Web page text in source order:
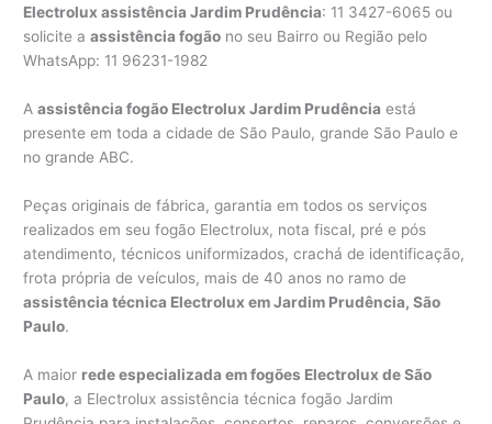
Electrolux assistência Jardim Prudência: 11 3427-6065 ou
solicite aassistência fogão no seu Bairro ou Região pelo
WhatsApp: 11 96231-1982
Aassistência fogão Electrolux Jardim Prudência está
presente em toda a cidade de São Paulo, grande São Paulo e
no grande ABC.
Peças originais de fábrica, garantia em todos os serviços
realizados em seu fogão Electrolux, nota fiscal, pré e pós
atendimento, técnicos uniformizados, crachá de identificação,
frota própria de veículos, mais de 40 anos no ramo de
assistência técnica Electrolux em Jardim Prudência, São
Paulo.
A maior rede especializada em fogões Electrolux de São
Paulo, a Electrolux assistência técnica fogão Jardim